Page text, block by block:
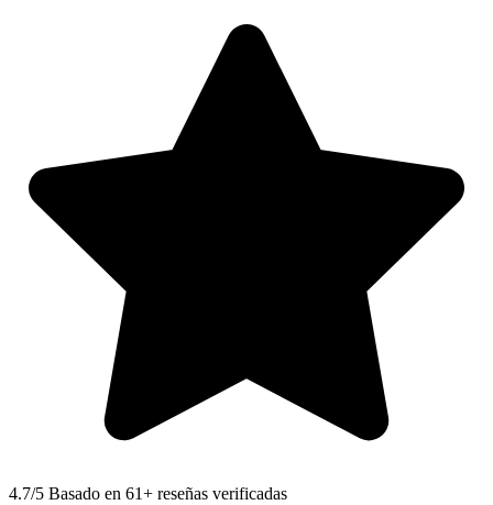
4.7/5 Basado en 61+ reseñas verificadas